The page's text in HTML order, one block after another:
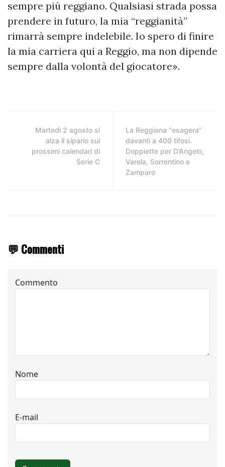
sempre più reggiano. Qualsiasi strada possa
prendere in futuro, la mia “reggianità”
rimarrà sempre indelebile. Io spero di finire
la mia carriera qui a Reggio, ma non dipende
sempre dalla volontà del giocatore».
Martedì 2 agosto si
alza il sipario sui
prossimi calendari di
Serie C
La Reggiana "esagera"
davanti a 400 tifosi.
Doppiette per D’Angelo,
Varela, Sorrentino e
Zamparo
💬 Commenti